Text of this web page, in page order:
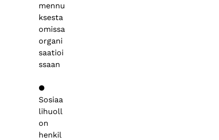
mennu
ksesta
omissa
organi
saatioi
ssaan
●
Sosiaa
lihuoll
on
henkil